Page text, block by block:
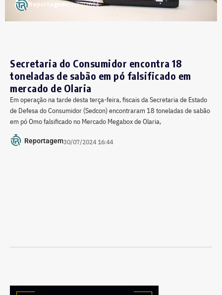
Reportagem|30/07/2024
Secretaria do Consumidor encontra 18
toneladas de sabão em pó falsificado em
mercado de Olaria
Em operação na tarde desta terça-feira, fiscais da Secretaria de Estado
de Defesa do Consumidor (Sedcon) encontraram 18 toneladas de sabão
em pó Omo falsificado no Mercado Megabox de Olaria,
Reportagem30/07/2024 16:44